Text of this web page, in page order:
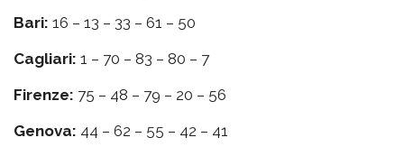
Bari: 16 – 13 – 33 – 61 – 50
Cagliari: 1 – 70 – 83 – 80 – 7
Firenze: 75 – 48 – 79 – 20 – 56
Genova: 44 – 62 – 55 – 42 – 41